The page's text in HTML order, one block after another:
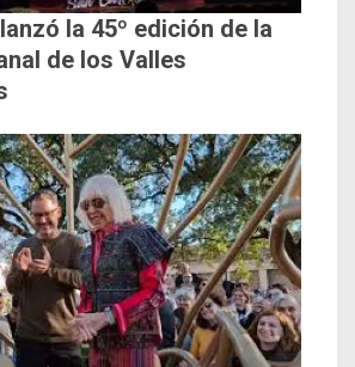
la 45º edición de la
de los Valles